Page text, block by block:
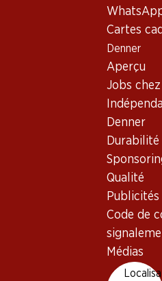
Cartes
Denner
Aperçu
Jobs
Denner
Durabilité
Qualité
Publicités
Code de
Médias
Localisa
Bon à savoir